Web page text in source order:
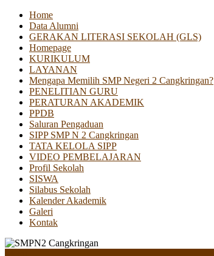
Home
Data Alumni
GERAKAN LITERASI SEKOLAH (GLS)
Homepage
KURIKULUM
LAYANAN
Mengapa Memilih SMP Negeri 2 Cangkringan?
PENELITIAN GURU
PERATURAN AKADEMIK
PPDB
Saluran Pengaduan
SIPP SMP N 2 Cangkringan
TATA KELOLA SIPP
VIDEO PEMBELAJARAN
Profil Sekolah
SISWA
Silabus Sekolah
Kalender Akademik
Galeri
Kontak